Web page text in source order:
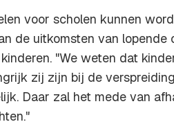
voor scholen kunnen
de uitkomsten van lopende
"We weten dat
zij zijn bij de
Daar zal het mede van